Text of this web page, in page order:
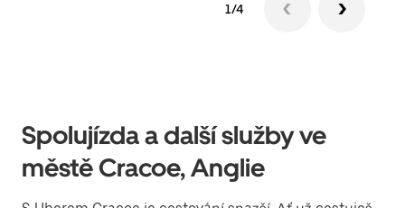
1/4
Spolujízda a další služby ve
městě Cracoe, Anglie